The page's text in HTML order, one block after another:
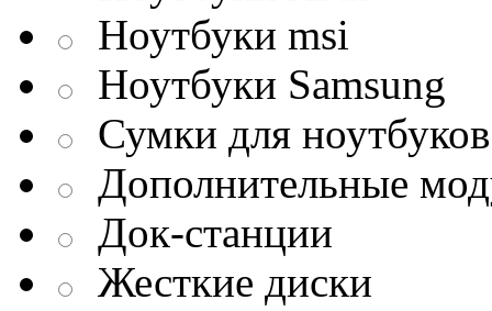
Ноутбуки msi
Ноутбуки Samsung
Сумки для ноутбуков
Дополнительные
Док-станции
Жесткие диски